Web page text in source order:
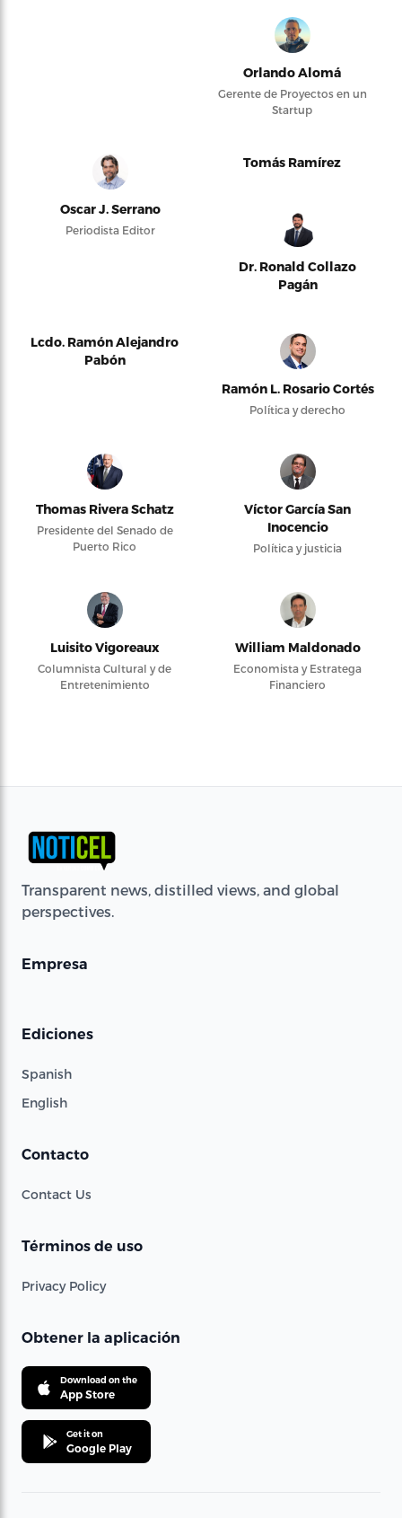
Orlando Alomá
Gerente de Proyectos en un
Startup
Oscar J. Serrano
Periodista Editor
Tomás Ramírez
Dr. Ronald Collazo
Pagán
Lcdo. Ramón Alejandro
Pabón
Ramón L. Rosario Cortés
Política y derecho
Thomas Rivera Schatz
Presidente del Senado de
Puerto Rico
Víctor García San
Inocencio
Política y justicia
Luisito Vigoreaux
Columnista Cultural y de
Entretenimiento
William Maldonado
Economista y Estratega
Financiero
Transparent news, distilled views, and global
perspectives.
Empresa
Ediciones
Spanish
English
Contacto
Contact Us
Términos de uso
Privacy Policy
Obtener la aplicación
Download on the
App Store
Get it on
Google Play